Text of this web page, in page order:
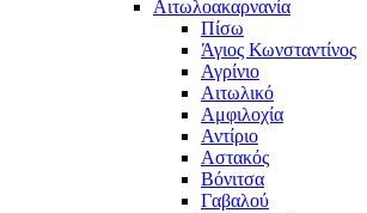
Αιτωλοακαρνανία
Πίσω
Άγιος Κωνσταντίνος
Αγρίνιο
Αιτωλικό
Αμφιλοχία
Αντίριο
Αστακός
Βόνιτσα
Γαβαλού